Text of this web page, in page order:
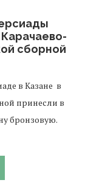
сборной
в Казане в
принесли в
бронзовую.